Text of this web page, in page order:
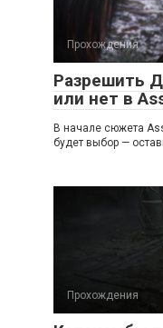
Прохождения
Разрешить
или нет в
В начале сюжета
будет выбор —
Прохождения